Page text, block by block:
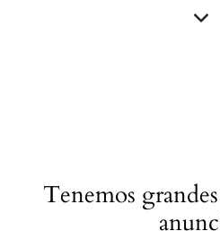
Tenemos